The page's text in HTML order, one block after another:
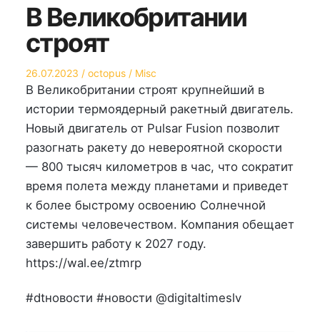
В Великобритании
строят
Опубликовано
на
26.07.2023 Автор
octopus
Опубликовано
в
Misc
В Великобритании строят крупнейший в
истории термоядерный ракетный двигатель.
Новый двигатель от Pulsar Fusion позволит
разогнать ракету до невероятной скорости
— 800 тысяч километров в час, что сократит
время полета между планетами и приведет
к более быстрому освоению Солнечной
системы человечеством. Компания обещает
завершить работу к 2027 году.
https://wal.ee/ztmrp
#dtновости #новости @digitaltimeslv